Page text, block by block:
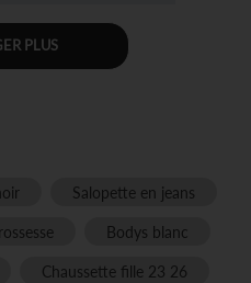
PLUS
Salopette en jeans
Bodys blanc
Chaussette fille 23 26